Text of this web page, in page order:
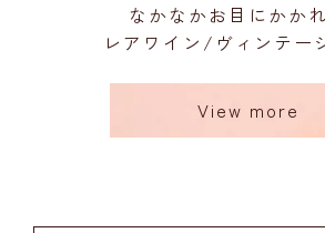
なかなかお目にかか
レアワイン/ヴィンテー
View more